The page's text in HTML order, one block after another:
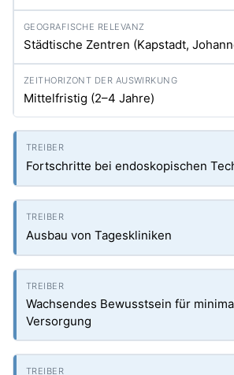
Städtische Zentren (Kapstadt,
Mittelfristig (2–4 Jahre)
Fortschritte bei endoskopischen
Ausbau von Tageskliniken
Wachsendes Bewusstsein für
Versorgung